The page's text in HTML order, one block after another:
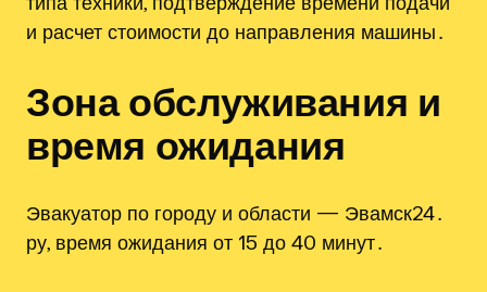
и расчет стоимости до направления машины․
Зона обслуживания и
время ожидания
Эвакуатор по городу и области — Эвамск24․
ру, время ожидания от 15 до 40 минут․